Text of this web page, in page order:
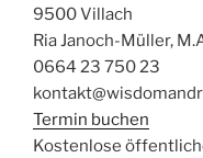
9500 Villach
Ria Janoch-Müller,
0664 23 750 23
Termin buchen
Kostenlose